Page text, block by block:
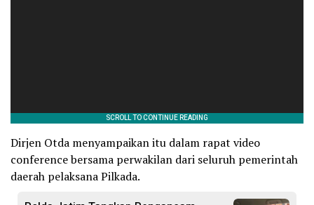
Dirjen Otda menyampaikan itu dalam rapat video
conference bersama perwakilan dari seluruh pemerintah
daerah pelaksana Pilkada.